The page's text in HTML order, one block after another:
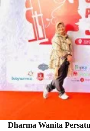
Dharma Wanita